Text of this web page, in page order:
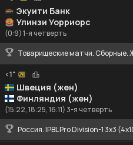
Экуити Банк
Улинзи Уорриорс
(0:9) 1-я четверть
Товарищеские матчи. Сборные.
<1"
Швеция (жен)
Финляндия (жен)
(15:22, 18:25, 16:11) 3-я четверть
Россия. IPBL Pro Division-1 3x3